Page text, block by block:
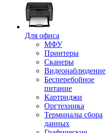
Для офиса
МФУ
Принтеры
Сканеры
Видеонаблюдение
Бесперебойное
питание
Картриджи
Оргтехника
Терминалы сбора
данных